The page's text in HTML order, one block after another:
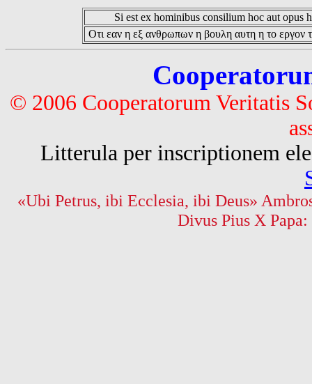
Si est ex hominibus consilium hoc aut opus
Οτι εαν η εξ ανθρωπων η βουλη αυτη η το εργον
© 2006 Cooperatorum Veritatis
Litterula per inscriptionem
«Ubi Petrus, ibi Ecclesia, ibi Deus»
Divus Pius X Papa: